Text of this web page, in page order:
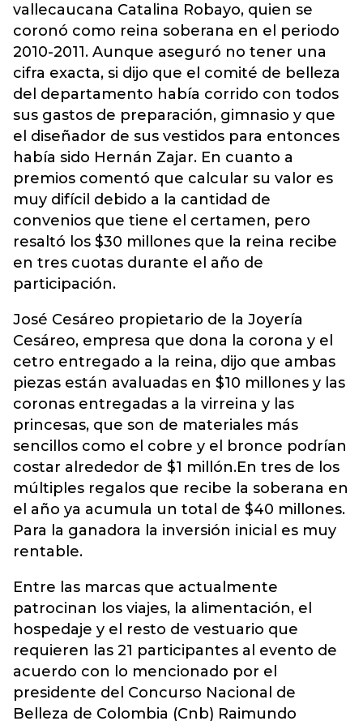
vallecaucana Catalina Robayo, quien se
coronó como reina soberana en el periodo
2010-2011. Aunque aseguró no tener una
cifra exacta, si dijo que el comité de belleza
del departamento había corrido con todos
sus gastos de preparación, gimnasio y que
el diseñador de sus vestidos para entonces
había sido Hernán Zajar. En cuanto a
premios comentó que calcular su valor es
muy difícil debido a la cantidad de
convenios que tiene el certamen, pero
resaltó los $30 millones que la reina recibe
en tres cuotas durante el año de
participación.
José Cesáreo propietario de la Joyería
Cesáreo, empresa que dona la corona y el
cetro entregado a la reina, dijo que ambas
piezas están avaluadas en $10 millones y las
coronas entregadas a la virreina y las
princesas, que son de materiales más
sencillos como el cobre y el bronce podrían
costar alrededor de $1 millón.En tres de los
múltiples regalos que recibe la soberana en
el año ya acumula un total de $40 millones.
Para la ganadora la inversión inicial es muy
rentable.
Entre las marcas que actualmente
patrocinan los viajes, la alimentación, el
hospedaje y el resto de vestuario que
requieren las 21 participantes al evento de
acuerdo con lo mencionado por el
presidente del Concurso Nacional de
Belleza de Colombia (Cnb) Raimundo